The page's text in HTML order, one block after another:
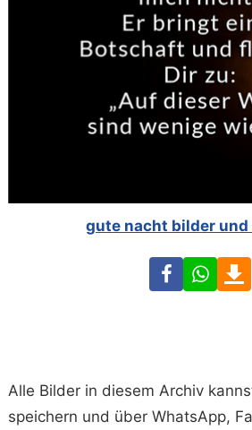
gute nacht bilder
Facebook
Alle Bilder in diesem Archiv
speichern und über WhatsApp,